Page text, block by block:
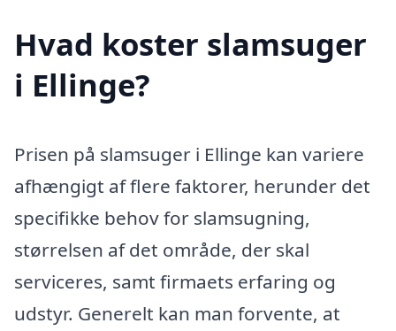
Hvad koster slamsuger
i Ellinge?
Prisen på slamsuger i Ellinge kan variere
afhængigt af flere faktorer, herunder det
specifikke behov for slamsugning,
størrelsen af det område, der skal
serviceres, samt firmaets erfaring og
udstyr. Generelt kan man forvente, at